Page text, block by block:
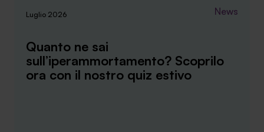
sopra.
Luglio 2026 News
Quanto ne sai
sull’iperammortamento? Scoprilo
ora con il nostro quiz estivo